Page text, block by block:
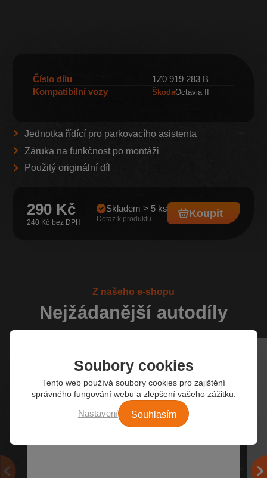
Číslo dílu
1Z0 919 283 B
Kompatibilní vozy
ŠkodaOctavia II
Jednotka řídící pro parkovacího asistenta
Záruka na funkčnost po montáži
Použitý originální díl
290 Kč
240 Kč
Skladem > 5 ks
Dotaz k produktu Koupit
Z našeho e-shopu
Nejžádanější autodíly
Soubory cookies
Tento web používá soubory cookies pro zajištění
správného fungování webu a zlepšení vašeho zážitku.
Nastavení Souhlasím